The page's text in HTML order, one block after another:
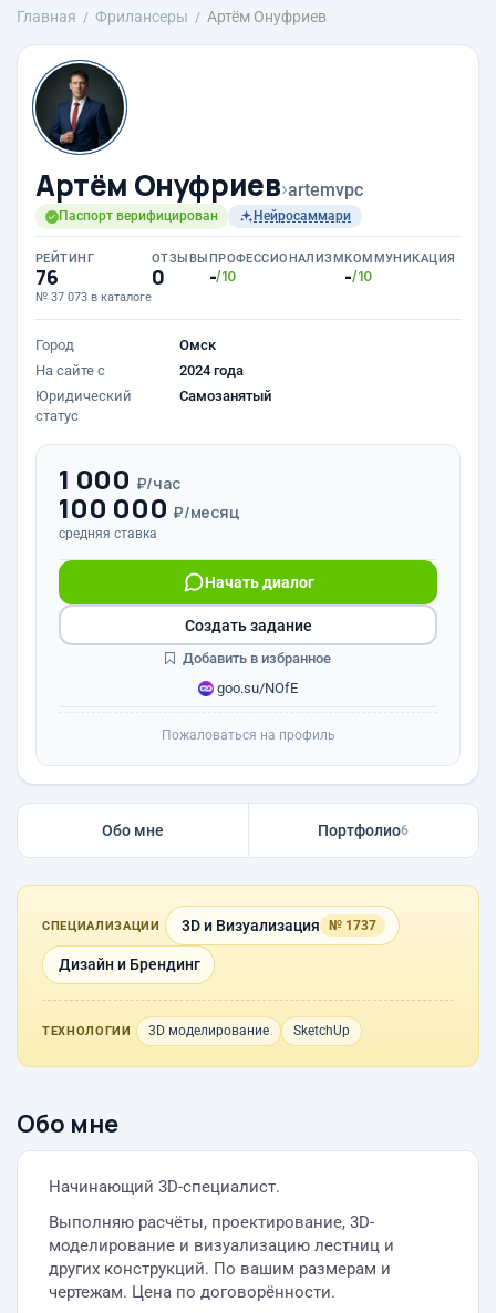
Главная Фрилансеры Артём Онуфриев
Артём Онуфриев›artemvpc
Паспорт верифицирован Нейросаммари
РЕЙТИНГ
76
№ 37 073 в каталоге
ОТЗЫВЫ
0
ПРОФЕССИОНАЛИЗМ
-/10
КОММУНИКАЦИЯ
-/10
Город
Омск
На сайте с
2024 года
Юридический
статус
Самозанятый
1 000 ₽/час
100 000 ₽/месяц
средняя ставка
Начать диалог
goo.su/NOfE
Создать задание
Добавить в избранное
Пожаловаться на профиль
Обо мне Портфолио6
СПЕЦИАЛИЗАЦИИ 3D и Визуализация № 1737
Дизайн и Брендинг
ТЕХНОЛОГИИ 3D моделирование SketchUp
Обо мне
Начинающий 3D-специалист.
Выполняю расчёты, проектирование, 3D-
моделирование и визуализацию лестниц и
других конструкций. По вашим размерам и
чертежам. Цена по договорённости.